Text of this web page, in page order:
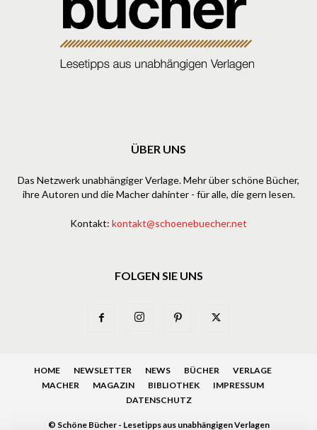
ÜBER UNS
Das Netzwerk unabhängiger Verlage. Mehr über schöne Bücher,
ihre Autoren und die Macher dahinter - für alle, die gern lesen.
Kontakt: kontakt@schoenebuecher.net
FOLGEN SIE UNS
HOME NEWSLETTER NEWS BÜCHER
VERLAGE
MACHER
MAGAZIN BIBLIOTHEK
IMPRESSUM
DATENSCHUTZ
© Schöne Bücher - Lesetipps aus unabhängigen Verlagen